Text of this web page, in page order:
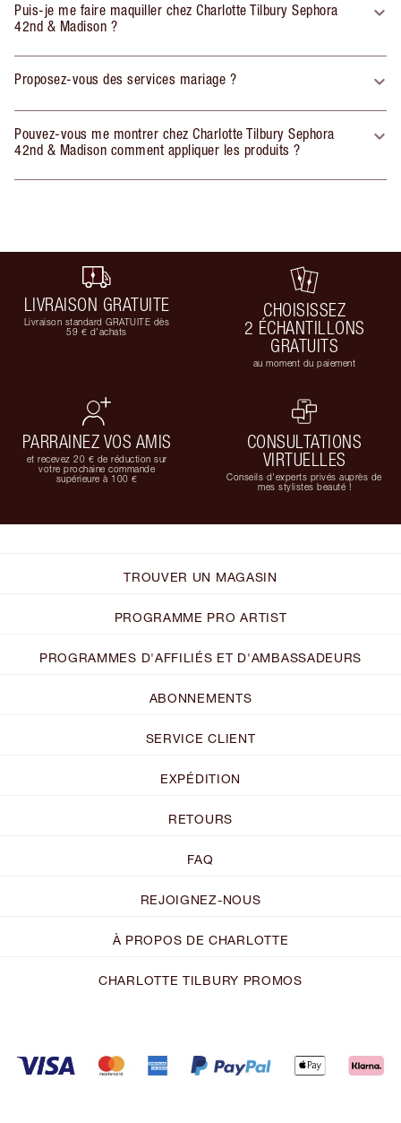
Puis-je me faire maquiller chez Charlotte Tilbury Sephora
42nd & Madison ?
Proposez-vous des services mariage ?
Pouvez-vous me montrer chez Charlotte Tilbury Sephora
42nd & Madison comment appliquer les produits ?
LIVRAISON GRATUITE
Livraison standard GRATUITE dès
59 € d'achats
CHOISISSEZ
2 ÉCHANTILLONS
GRATUITS
au moment du paiement
PARRAINEZ VOS AMIS
et recevez 20 € de réduction sur
votre prochaine commande
supérieure à 100 €
CONSULTATIONS
VIRTUELLES
Conseils d'experts privés auprès de
mes stylistes beauté !
TROUVER UN MAGASIN
PROGRAMME PRO ARTIST
PROGRAMMES D'AFFILIÉS ET D'AMBASSADEURS
ABONNEMENTS
SERVICE CLIENT
EXPÉDITION
RETOURS
FAQ
REJOIGNEZ-NOUS
À PROPOS DE CHARLOTTE
CHARLOTTE TILBURY PROMOS